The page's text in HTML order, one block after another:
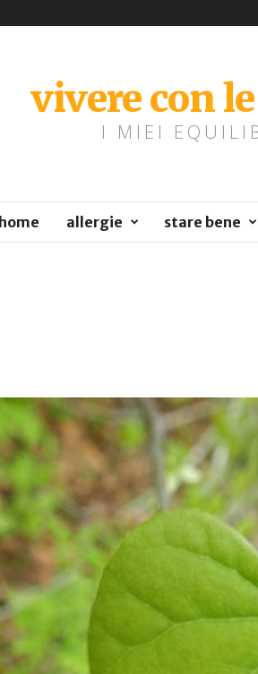
vivere con
I MIEI
home allergie stare bene